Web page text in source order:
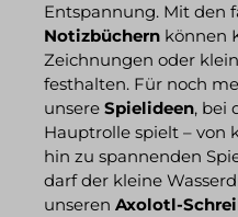
Entspannung. Mit den
Notizbüchern können
Zeichnungen oder
festhalten. Für noch
unsere Spielideen, bei
Hauptrolle spielt – von
hin zu spannenden
darf der kleine
unseren Axolotl-